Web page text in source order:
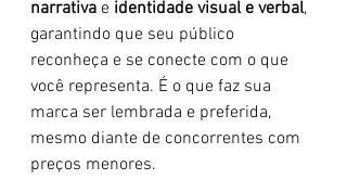
narrativa e identidade visual e verbal,
garantindo que seu público
reconheça e se conecte com o que
você representa. É o que faz sua
marca ser lembrada e preferida,
mesmo diante de concorrentes com
preços menores.